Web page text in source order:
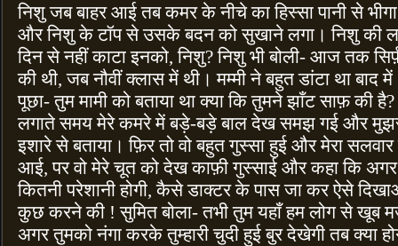
निशु जब बाहर आई तब कमर के नीचे का हिस्सा पानी से
और निशु के टॉप से उसके बदन को सुखाने लगा। निशु की
दिन से नहीं काटा इनको, निशु? निशु भी बोली- आज तक
की थी, जब नौवीं क्लास में थी। मम्मी ने बहुत डांटा था
पूछा- तुम मामी को बताया था क्या कि तुमने झाँट साफ़ की है?
लगाते समय मेरे कमरे में बड़े-बड़े बाल देख समझ गई और
इशारे से बताया। फ़िर तो वो बहुत गुस्सा हुई और मेरा
आई, पर वो मेरे चूत को देख काफ़ी गुस्साई और कहा कि
कितनी परेशानी होगी, कैसे डाक्टर के पास जा कर ऐसे
कुछ करने की ! सुमित बोला- तभी तुम यहाँ हम लोग से खूब मजे
अगर तुमको नंगा करके तुम्हारी चुदी हुई बुर देखेगी तब क्या